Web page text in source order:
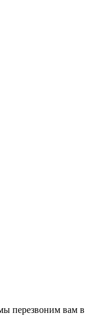
перезвоним вам в